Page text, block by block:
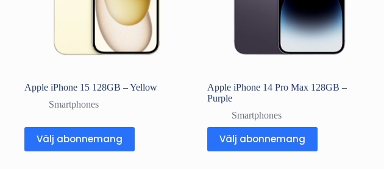
Apple iPhone 15 128GB – Yellow
Smartphones
Välj abonnemang
Apple iPhone 14 Pro Max 128GB –
Purple
Smartphones
Välj abonnemang